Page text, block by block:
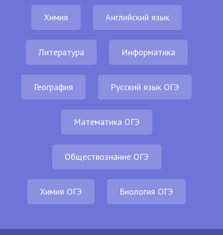
Химия Английский язык
Литература Информатика
География Русский язык ОГЭ
Математика ОГЭ
Обществознание ОГЭ
Химия ОГЭ Биология ОГЭ